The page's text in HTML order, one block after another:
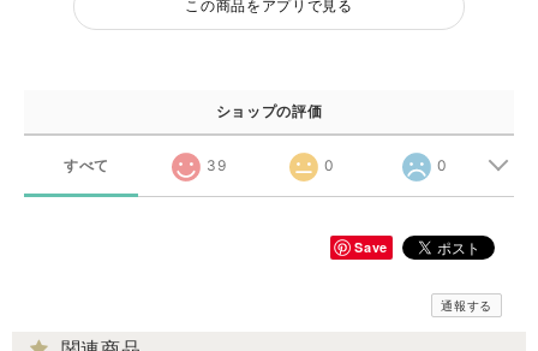
この商品をアプリで見る
ショップの評価
すべて 39 0 0
Save
通報する